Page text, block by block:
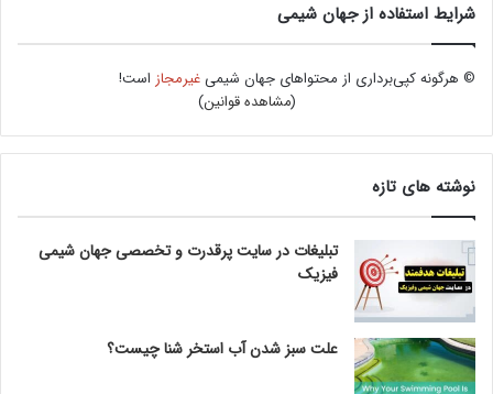
شرایط استفاده از جهان شیمی
© هرگونه کپی‌برداری از محتواهای جهان شیمیغیرمجاز است!
(مشاهده قوانین)
نوشته های تازه
تبلیغات در سایت پرقدرت و تخصصی جهان شیمی
فیزیک
علت سبز شدن آب استخر شنا چیست؟